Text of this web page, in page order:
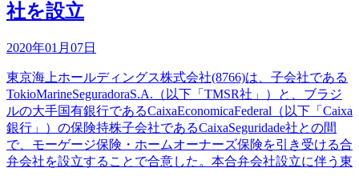
社を設立
2020年01月07日
東京海上ホールディングス株式会社(8766)は、子会社である
TokioMarineSeguradoraS.A.（以下「TMSR社」）と、ブラジ
ルの大手国有銀行であるCaixaEconomicaFederal（以下「Caixa
銀行」）の保険持株子会社であるCaixaSeguridade社との間
で、モーゲージ保険・ホームオーナーズ保険を引き受ける合
弁会社を設立することで合意した。本合弁会社設立に伴う東